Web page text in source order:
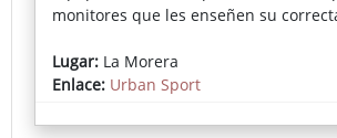
monitores que les enseñen su
En cada localidad se instala una
portátil donde se puede practicar
actividades muy demandadas por los
Lugar: La Morera
Enlace: Urban Sport